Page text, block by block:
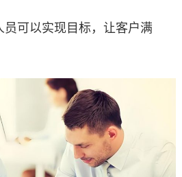
可以实现目标，让客户满